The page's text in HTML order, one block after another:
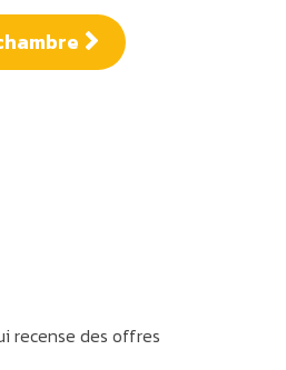
recense des offres